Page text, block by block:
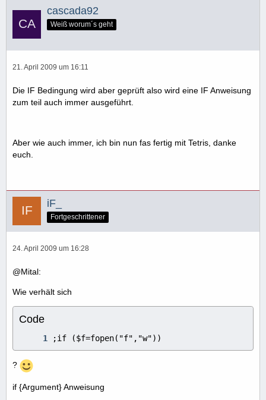
cascada92
Weiß worum´s geht
21. April 2009 um 16:11
Die IF Bedingung wird aber geprüft also wird eine IF Anweisung
zum teil auch immer ausgeführt.
Aber wie auch immer, ich bin nun fas fertig mit Tetris, danke
euch.
iF_
Fortgeschrittener
24. April 2009 um 16:28
@Mital:
Wie verhält sich
Code
;if ($f=fopen("f","w"))
?
if {Argument} Anweisung